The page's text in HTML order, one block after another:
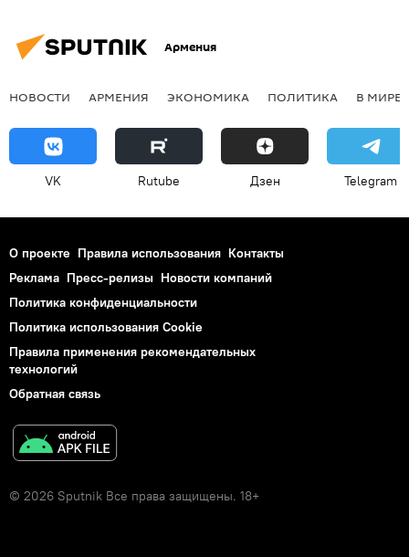
Армения
НОВОСТИ АРМЕНИЯ ЭКОНОМИКА ПОЛИТИКА В МИРЕ
VK Rutube Дзен Telegram
О проекте Правила использования Контакты
Реклама Пресс-релизы Новости компаний
Политика конфиденциальности
Политика использования Cookie
Правила применения рекомендательных
технологий
Обратная связь
© 2026 Sputnik Все права защищены. 18+